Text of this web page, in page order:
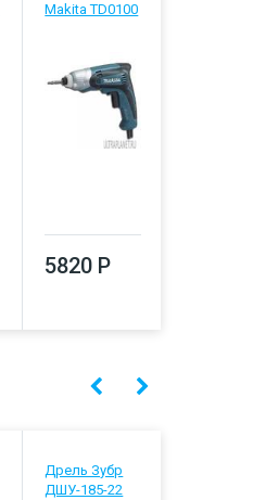
Makita TD0100
5820 Р
Дрель Зубр
ДШУ-185-22